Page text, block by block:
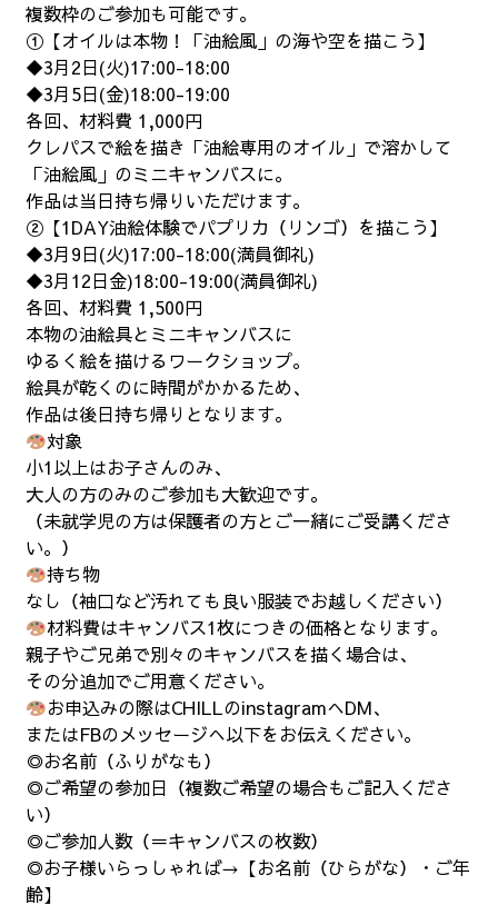
複数枠のご参加も可能です。
①【オイルは本物！「油絵風」の海や空を描こう】
◆3月2日(火)17:00-18:00
◆3月5日(金)18:00-19:00
各回、材料費 1,000円
クレパスで絵を描き「油絵専用のオイル」で溶かして
「油絵風」のミニキャンバスに。
作品は当日持ち帰りいただけます。
②【1DAY油絵体験でパプリカ（リンゴ）を描こう】
◆3月9日(火)17:00-18:00(満員御礼)
◆3月12日金)18:00-19:00(満員御礼)
各回、材料費 1,500円
本物の油絵具とミニキャンバスに
ゆるく絵を描けるワークショップ。
絵具が乾くのに時間がかかるため、
作品は後日持ち帰りとなります。
対象
小1以上はお子さんのみ、
大人の方のみのご参加も大歓迎です。
（未就学児の方は保護者の方とご一緒にご受講くださ
い。）
持ち物
なし（袖口など汚れても良い服装でお越しください）
材料費はキャンバス1枚につきの価格となります。
親子やご兄弟で別々のキャンバスを描く場合は、
その分追加でご用意ください。
お申込みの際はCHILLのinstagramへDM、
またはFBのメッセージへ以下をお伝えください。
◎お名前（ふりがなも）
◎ご希望の参加日（複数ご希望の場合もご記入くださ
い）
◎ご参加人数（＝キャンバスの枚数）
◎お子様いらっしゃれば→【お名前（ひらがな）・ご年
齢】